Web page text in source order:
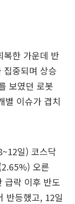
복한 가운데 반
집중되며 상승
보였던 로봇
별 이슈가 겹치
일) 코스닥
오른
급락 이후 반도
반등했고, 12일